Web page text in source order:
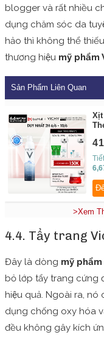
blogger và rất nhiều
dụng chăm sóc da
hảo thì không thể
thương hiệu mỹ phẩm
Sản Phẩm Liên Quan
>Xem
4.4. Tẩy trang
Đây là dòng mỹ phẩm
bỏ lớp tẩy trang cứng
hiệu quả. Ngoài ra,
dụng chống oxy hóa
đều không gây kích